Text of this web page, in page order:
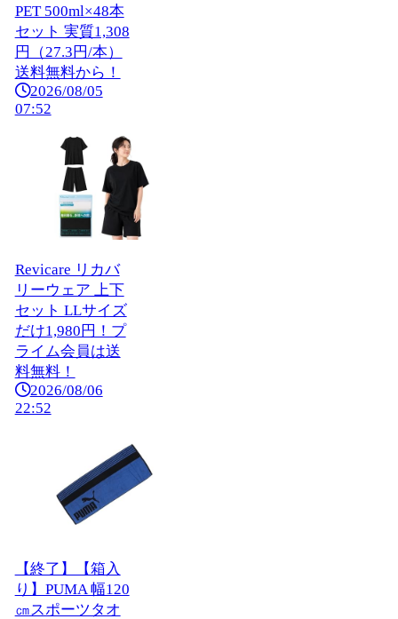
PET 500ml×48本
セット 実質1,308
円（27.3円/本）
送料無料から！
2026/08/05
07:52
Revicare リカバ
リーウェア 上下
セット LLサイズ
だけ1,980円！プ
ライム会員は送
料無料！
2026/08/06
22:52
【終了】【箱入
り】PUMA 幅120
㎝スポーツタオ